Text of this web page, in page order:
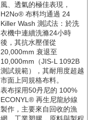
風、透氣的極佳表現，
H2No® 布料均通過 24
Killer Wash 測試法：於洗
衣機中連續洗滌24小時
後，其抗水壓僅從
20,000mm 衰退至
10,000mm（JIS-L 1092B
測試規範），其耐用度超越
市面上同規格布料。
表布採用50丹尼的 100%
ECONYL® 再生尼龍紗線
製作，主要來自回收的漁